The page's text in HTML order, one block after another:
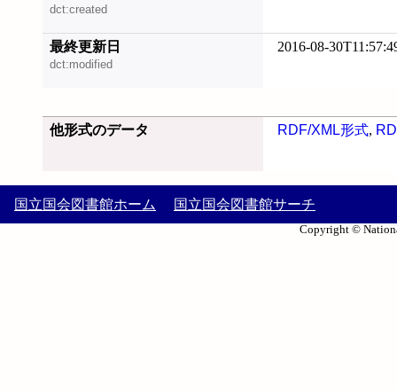
dct:created
最終更新日
dct:modified
2016-08-
他形式のデータ RDF/XML形式,
国立国会図書館ホーム 国立国会図書館サーチ
Copyright ©